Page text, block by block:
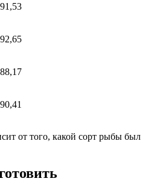
91,53
92,65
88,17
90,41
от того, какой сорт рыбы был